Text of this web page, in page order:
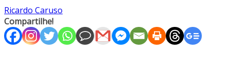
Ricardo Caruso
Compartilhe!